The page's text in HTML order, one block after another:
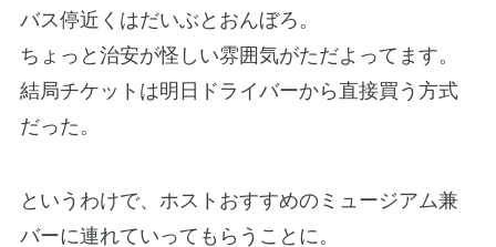
バス停近くはだいぶとおんぼろ。
ちょっと治安が怪しい雰囲気がただよってます。
結局チケットは明日ドライバーから直接買う方式
だった。
というわけで、ホストおすすめのミュージアム兼
バーに連れていってもらうことに。